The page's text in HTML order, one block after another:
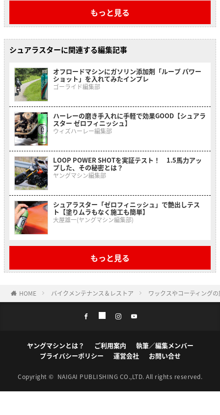
もっと見る
シュアラスターに関連する編集記事
オフロードマシンにガソリン添加剤「ループ パワー
ショット」を入れてみたインプレ
ゴーライド編集部
ハーレーの磨き手入れに手軽で効果GOOD【シュアラ
スター ゼロフィニッシュ】
ウィズハーレー編集部
LOOP POWER SHOTを実証テスト！ 1.5馬力アッ
プした、その秘密とは？
ヤングマシン編集部
シュアラスター「ゼロフィニッシュ」で艶出しテス
ト【塗りムラもなく施工も簡単】
大屋雄一(ヤングマシン編集部)
もっと見る
HOME バイクメンテナンス＆レストア ワックスやコーティング
ヤングマシンとは？ ご利用案内
執筆／編集メンバー
プライバシーポリシー
運営会社 お問い合せ
Copyright © NAIGAI PUBLISHING CO.,LTD. All rights reserved.